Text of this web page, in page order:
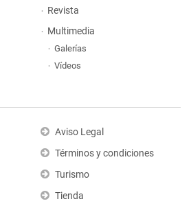
Revista
Multimedia
Galerías
Vídeos
Aviso Legal
Términos y condiciones
Turismo
Tienda